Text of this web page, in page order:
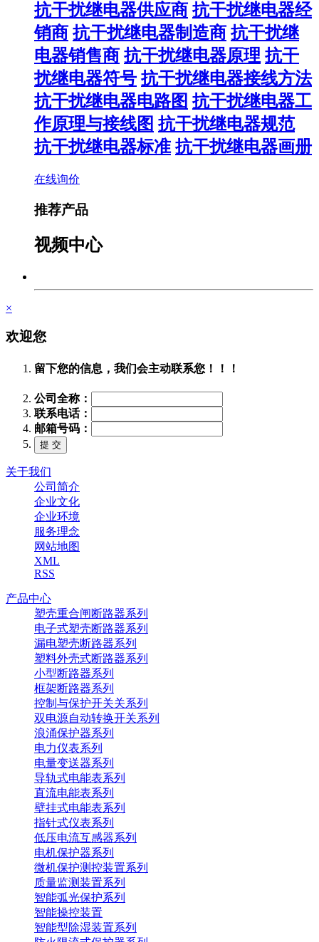
抗干扰继电器供应商 抗干扰继电器经
销商 抗干扰继电器制造商 抗干扰继
电器销售商 抗干扰继电器原理 抗干
扰继电器符号 抗干扰继电器接线方法
抗干扰继电器电路图 抗干扰继电器工
作原理与接线图 抗干扰继电器规范
抗干扰继电器标准 抗干扰继电器画册
在线询价
推荐产品
视频中心
×
欢迎您
留下您的信息，我们会主动联系您！！！
公司全称：
联系电话：
邮箱号码：
关于我们
公司简介
企业文化
企业环境
服务理念
网站地图
XML
RSS
产品中心
塑壳重合闸断路器系列
电子式塑壳断路器系列
漏电塑壳断路器系列
塑料外壳式断路器系列
小型断路器系列
框架断路器系列
控制与保护开关关系列
双电源自动转换开关系列
浪涌保护器系列
电力仪表系列
电量变送器系列
导轨式电能表系列
直流电能表系列
壁挂式电能表系列
指针式仪表系列
低压电流互感器系列
电机保护器系列
微机保护测控装置系列
质量监测装置系列
智能弧光保护系列
智能操控装置
智能型除湿装置系列